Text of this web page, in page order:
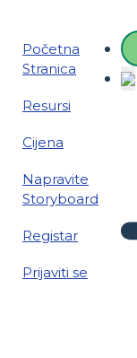
Početna
Stranica
Resursi
Cijena
Napravite
Storyboard
Registar
Prijaviti se